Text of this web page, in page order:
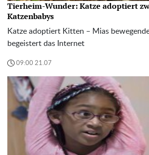
Tierheim-Wunder: Katze adoptiert
Katzenbabys
Katze adoptiert Kitten – Mias
begeistert das Internet
09:00 21.07